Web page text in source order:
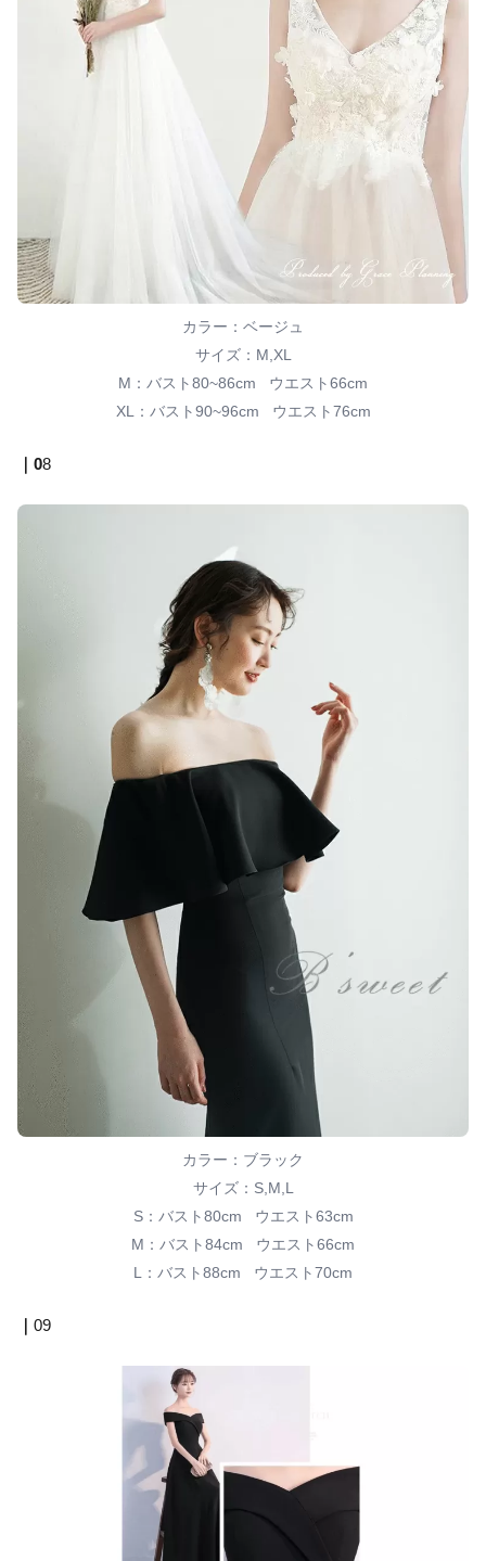
カラー：ベージュ
サイズ：M,XL
M：バスト80~86cm ウエスト66cm
XL：バスト90~96cm ウエスト76cm
｜08
カラー：ブラック
サイズ：S,M,L
S：バスト80cm ウエスト63cm
M：バスト84cm ウエスト66cm
L：バスト88cm ウエスト70cm
｜ 09